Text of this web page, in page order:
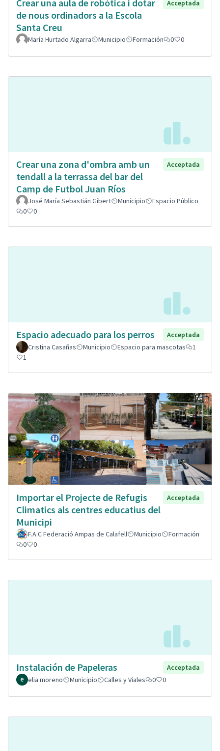
Crear una aula de robòtica i dotar
de nous ordinadors a la Escola
Santa Creu
Acceptada
María Hurtado Algarra Municipio Formación 0 0
Crear una zona d'ombra amb un
tendall a la terrassa del bar del
Camp de Futbol Juan Ríos
Acceptada
José María Sebastián Gibert Municipio
Espacio Público
0
0
Espacio adecuado para los perros
Acceptada
Cristina Casañas
Municipio Espacio para mascotas
1
1
Importar el Projecte de Refugis
Climatics als centres educatius del
Municipi
Acceptada
F.A.C Federació Ampas de Calafell Municipio
Formación
0
0
Instalación de Papeleras
Acceptada
elia moreno
Municipio Calles y Viales 0 0